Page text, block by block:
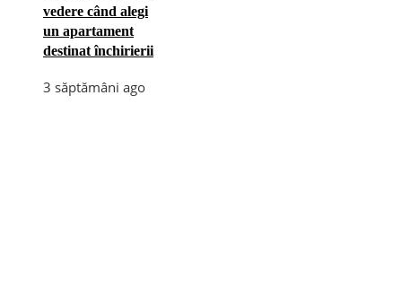
vedere când alegi
un apartament
destinat închirierii
3 săptămâni ago